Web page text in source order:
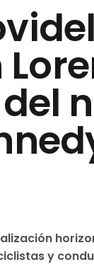
y